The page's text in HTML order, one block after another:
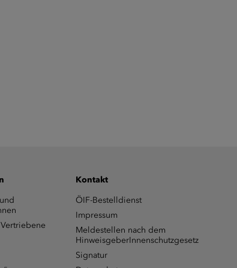
Kontakt
ÖIF-Bestelldienst
Impressum
Meldestellen nach dem
HinweisgeberInnenschutzgesetz
Signatur